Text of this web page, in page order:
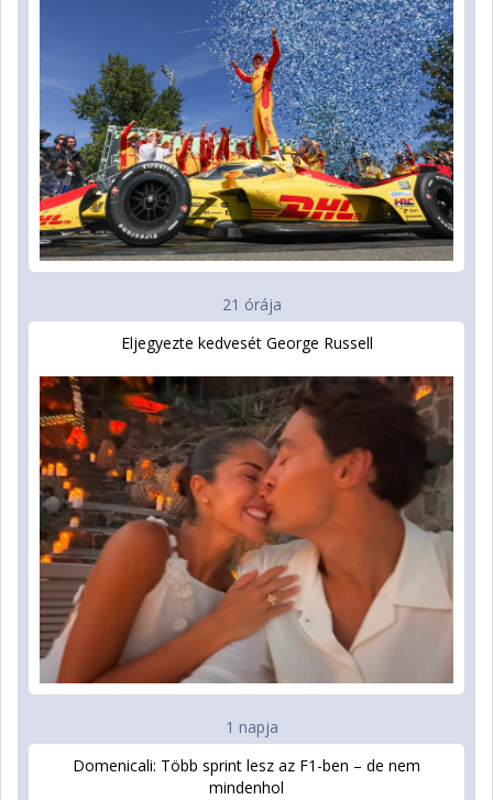
21 órája
Eljegyezte kedvesét George Russell
1 napja
Domenicali: Több sprint lesz az F1-ben – de nem
mindenhol